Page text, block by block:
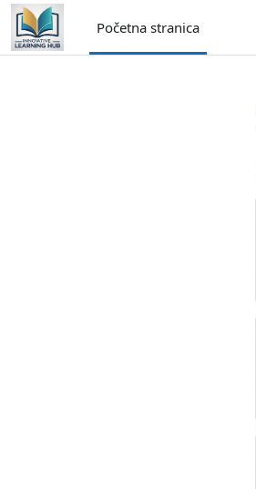
Idi na glavni sadržaj
Početna stranica